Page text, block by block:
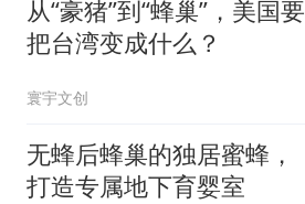
从“豪猪”到“蜂巢”，美国要
把台湾变成什么？
寰宇文创
无蜂后蜂巢的独居蜜蜂，
打造专属地下育婴室